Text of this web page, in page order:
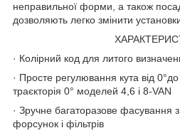
неправильної форми, а також
дозволяють легко змінити
· Колірний код для литого
· Просте регулювання кута від
траєкторія 0° моделей 4,6 і 8-VAN
· Зручне багаторазове
форсунок і фільтрів